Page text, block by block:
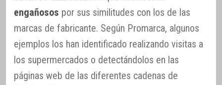
engañosos por sus similitudes con los de las
marcas de fabricante. Según Promarca, algunos
ejemplos los han identificado realizando visitas a
los supermercados o detectándolos en las
páginas web de las diferentes cadenas de